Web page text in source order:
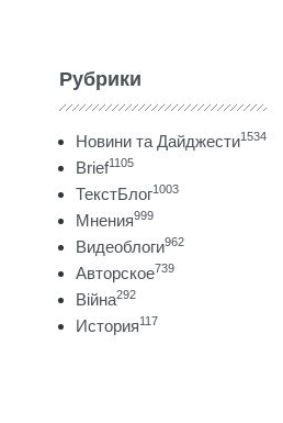
Рубрики
Новини та Дайджести1534
Brief1105
ТекстБлог1003
Мнения999
Видеоблоги962
Авторское739
Війна292
История117